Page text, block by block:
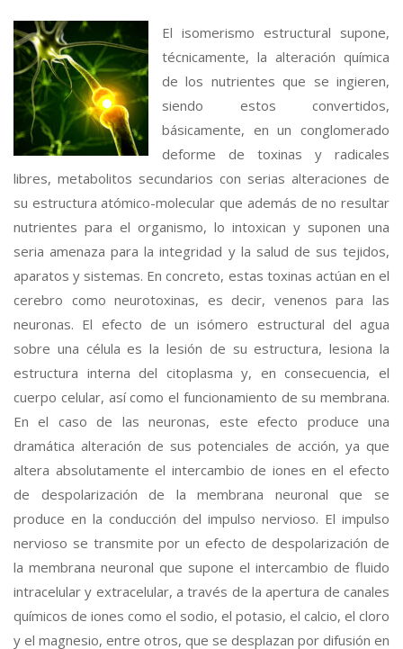
El isomerismo estructural supone,
técnicamente, la alteración química
de los nutrientes que se ingieren,
siendo estos convertidos,
básicamente, en un conglomerado
deforme de toxinas y radicales
libres, metabolitos secundarios con serias alteraciones de
su estructura atómico-molecular que además de no resultar
nutrientes para el organismo, lo intoxican y suponen una
seria amenaza para la integridad y la salud de sus tejidos,
aparatos y sistemas. En concreto, estas toxinas actúan en el
cerebro como neurotoxinas, es decir, venenos para las
neuronas. El efecto de un isómero estructural del agua
sobre una célula es la lesión de su estructura, lesiona la
estructura interna del citoplasma y, en consecuencia, el
cuerpo celular, así como el funcionamiento de su membrana.
En el caso de las neuronas, este efecto produce una
dramática alteración de sus potenciales de acción, ya que
altera absolutamente el intercambio de iones en el efecto
de despolarización de la membrana neuronal que se
produce en la conducción del impulso nervioso. El impulso
nervioso se transmite por un efecto de despolarización de
la membrana neuronal que supone el intercambio de fluido
intracelular y extracelular, a través de la apertura de canales
químicos de iones como el sodio, el potasio, el calcio, el cloro
y el magnesio, entre otros, que se desplazan por difusión en